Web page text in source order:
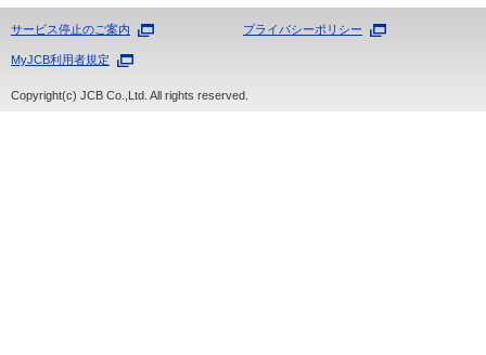
サービス停止のご案内 プライバシーポリシー
MyJCB利用者規定
Copyright(c) JCB Co.,Ltd. All rights reserved.